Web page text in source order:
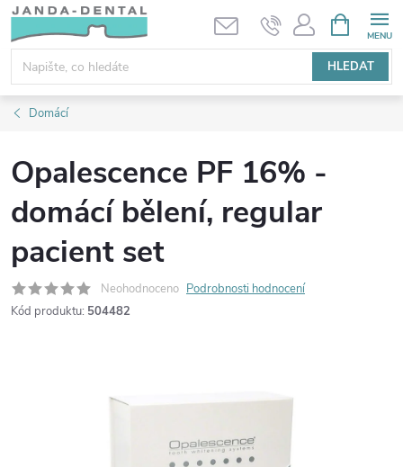
Přejít
obsah
HLEDAT
NÁKUPNÍ
KOŠÍK
Domácí
Opalescence PF 16% -
domácí bělení, regular
pacient set
Neohodnoceno Podrobnosti hodnocení
Kód produktu: 504482